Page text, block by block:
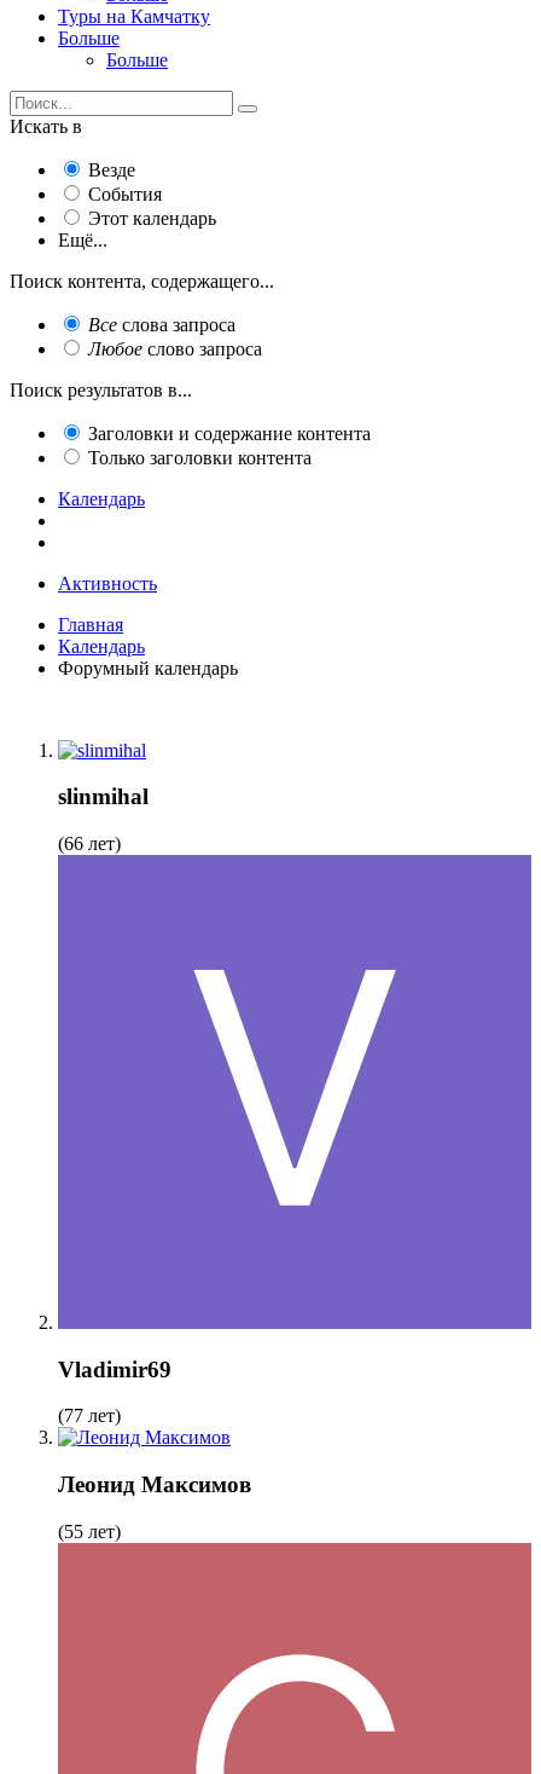
Туры на Камчатку
Больше
Больше
Искать в
Везде
События
Этот календарь
Ещё...
Поиск контента, содержащего...
Все слова запроса
Любое слово запроса
Поиск результатов в...
Заголовки и содержание контента
Только заголовки контента
Календарь
Активность
Главная
Календарь
Форумный календарь
slinmihal
(66 лет)
Vladimir69
(77 лет)
Леонид Максимов
(55 лет)